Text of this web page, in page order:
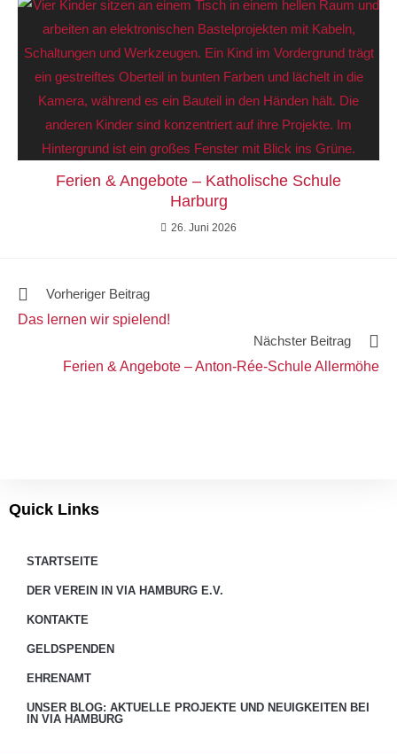
Ferien & Angebote – Katholische Schule
Harburg
26. Juni 2026
Vorheriger Beitrag
Das lernen wir spielend!
Nächster Beitrag
Ferien & Angebote – Anton-Rée-Schule Allermöhe
Quick Links
STARTSEITE
DER VEREIN IN VIA HAMBURG E.V.
KONTAKTE
GELDSPENDEN
EHRENAMT
UNSER BLOG: AKTUELLE PROJEKTE UND NEUIGKEITEN BEI
IN VIA HAMBURG